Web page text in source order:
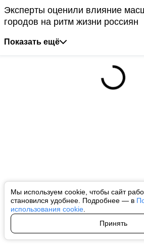
Мы используем cookie, чтобы сайт
становился удобнее. Подробнее — в
использования cookie
Принять
Эксперты оценили влияние
городов на ритм жизни россиян
Показать ещё